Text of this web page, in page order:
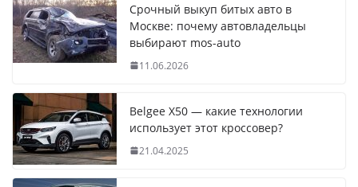
Срочный выкуп битых авто в
Москве: почему автовладельцы
выбирают mos-auto
11.06.2026
Belgee X50 — какие технологии
использует этот кроссовер?
21.04.2025